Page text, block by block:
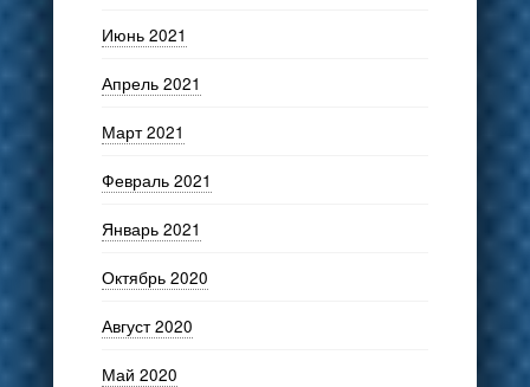
Июнь 2021
Апрель 2021
Март 2021
Февраль 2021
Январь 2021
Октябрь 2020
Август 2020
Май 2020